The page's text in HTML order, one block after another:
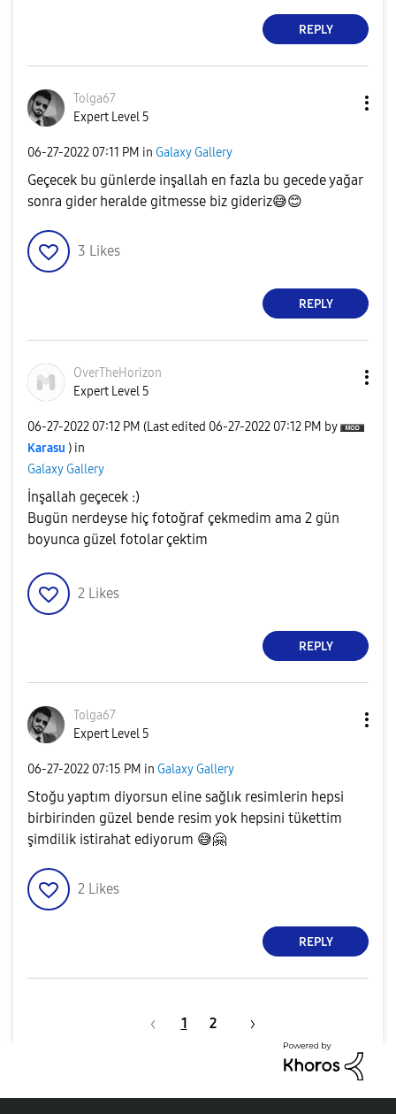
REPLY
Tolga67
Expert Level 5
‎06-27-2022 07:11 PM in Galaxy Gallery
Geçecek bu günlerde inşallah en fazla bu gecede yağar
sonra gider heralde gitmesse biz gideriz😅😊
3 Likes
REPLY
OverTheHorizon
Expert Level 5
‎06-27-2022 07:12 PM (Last edited ‎06-27-2022 07:12 PM by
Karasu ) in
Galaxy Gallery
İnşallah geçecek :)
Bugün nerdeyse hiç fotoğraf çekmedim ama 2 gün
boyunca güzel fotolar çektim
2 Likes
REPLY
Tolga67
Expert Level 5
‎06-27-2022 07:15 PM in Galaxy Gallery
Stoğu yaptım diyorsun eline sağlık resimlerin hepsi
birbirinden güzel bende resim yok hepsini tükettim
şimdilik istirahat ediyorum 😅🤗
2 Likes
REPLY
1 2